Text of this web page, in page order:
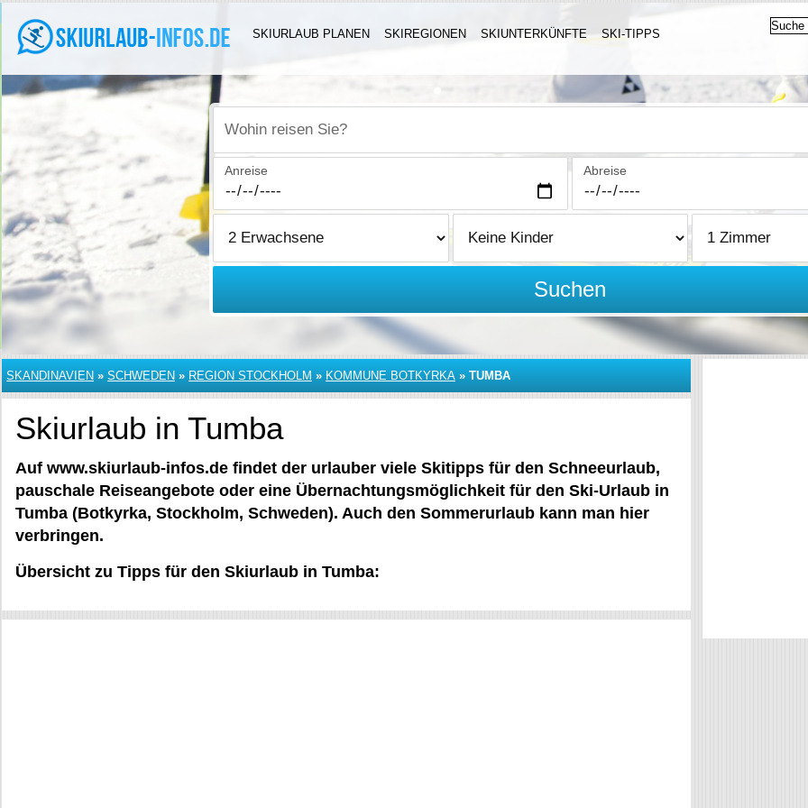
SKIURLAUB PLANEN SKIREGIONEN SKIUNTERKÜNFTE SKI-TIPPS
Wohin reisen Sie?
Anreise Abreise
Suchen
SKANDINAVIEN » SCHWEDEN » REGION STOCKHOLM » KOMMUNE BOTKYRKA » TUMBA
Skiurlaub in Tumba
Auf www.skiurlaub-infos.de findet der urlauber viele Skitipps für den Schneeurlaub,
pauschale Reiseangebote oder eine Übernachtungsmöglichkeit für den Ski-Urlaub in
Tumba (Botkyrka, Stockholm, Schweden). Auch den Sommerurlaub kann man hier
verbringen.
Übersicht zu Tipps für den Skiurlaub in Tumba: